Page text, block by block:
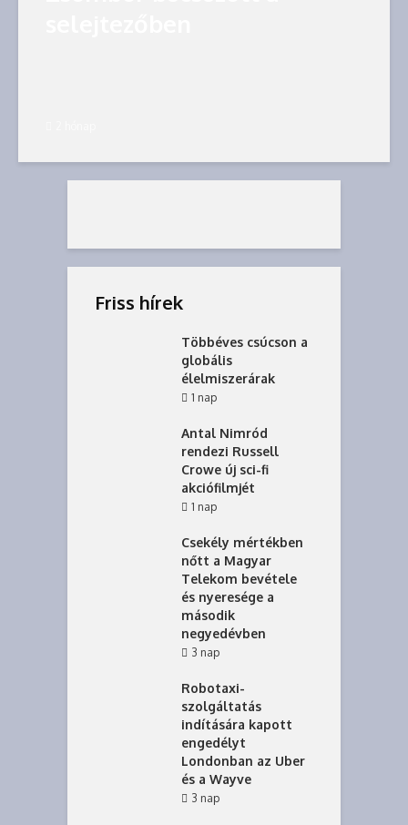
Friss hírek
Többéves csúcson a
globális
élelmiszerárak
1 nap
Antal Nimród
rendezi Russell
Crowe új sci-fi
akciófilmjét
1 nap
Csekély mértékben
nőtt a Magyar
Telekom bevétele
és nyeresége a
második
negyedévben
3 nap
Robotaxi-
szolgáltatás
indítására kapott
engedélyt
Londonban az Uber
és a Wayve
3 nap